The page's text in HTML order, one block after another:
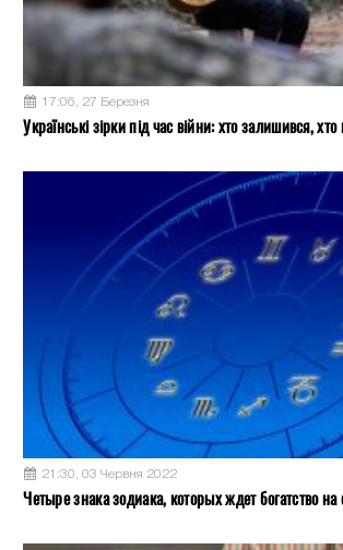
17:06, 27 Березня
Українські зірки під час війни: хто залишився, хто
21:30, 03 Червня 2022
Четыре знака зодиака, которых ждет богатство